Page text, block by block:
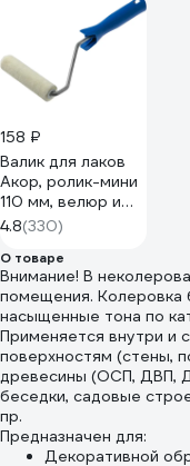
158 ₽
Валик для лаков
Акор, ролик-мини
110 мм, велюр и
шерсть 4 мм,
кронштейн 6 мм,
Мастер 501 30 110
4.8(330)
О товаре
Внимание! В
помещения. Колеровка
насыщенные тона по
Применяется внутри и
поверхностям (стены,
древесины (ОСП, ДВП,
беседки, садовые
пр.
Предназначен для:
Декоративной